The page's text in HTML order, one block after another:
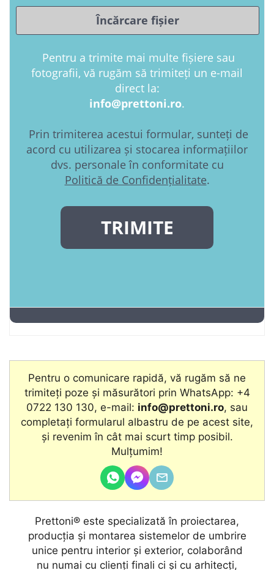
Pentru o comunicare rapidă, vă rugăm să ne
trimiteți poze și măsurători prin WhatsApp: +4
0722 130 130, e-mail: info@prettoni.ro, sau
completați formularul albastru de pe acest site,
şi revenim în cât mai scurt timp posibil.
Mulțumim!
Prettoni® este specializată în proiectarea,
producţia și montarea sistemelor de umbrire
unice pentru interior și exterior, colaborând
nu numai cu clienţi finali ci și cu arhitecţi,